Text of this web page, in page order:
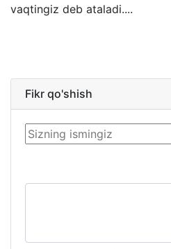
vaqtingiz deb ataladi....
Fikr qo'shish